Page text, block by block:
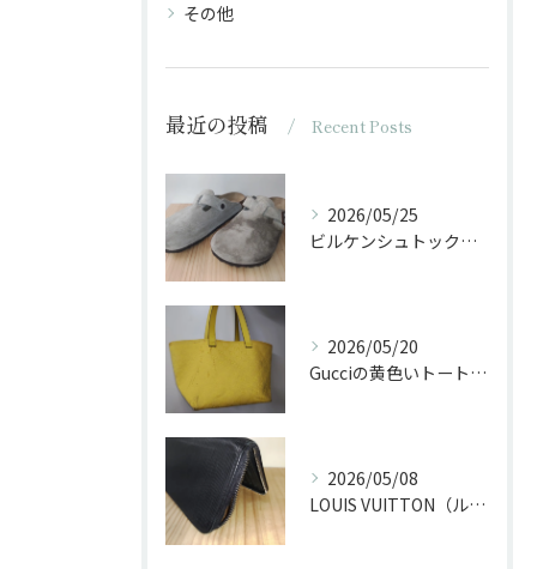
その他
最近の投稿 Recent Posts
2026/05/25
ビルケンシュトックのサンダルに油がかかった
2026/05/20
Gucciの黄色いトートバッグをクリーニング
2026/05/08
LOUIS VUITTON（ルイ・ヴィトン）の長財布のファスナー交換